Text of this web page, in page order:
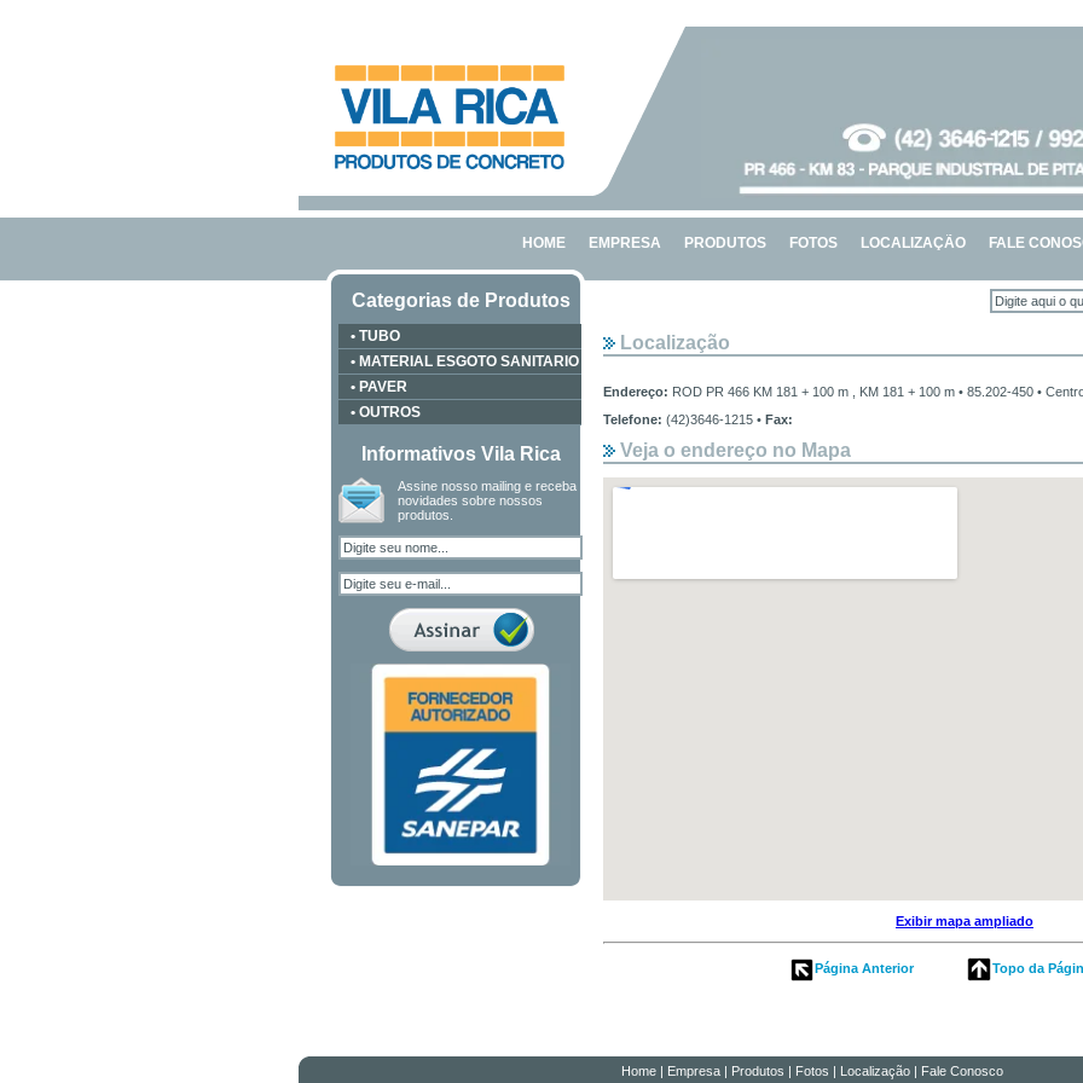
HOME EMPRESA PRODUTOS FOTOS LOCALIZAÇÃO FALE
Categorias de Produtos
• TUBO
• MATERIAL ESGOTO SANITARIO
• PAVER
• OUTROS
Informativos Vila Rica
Assine nosso mailing e receba
novidades sobre nossos
produtos.
Localização
Endereço: ROD PR 466 KM 181 + 100 m , KM 181 + 100 m • 85.202-450 •
Telefone: (42)3646-1215 • Fax:
Veja o endereço no Mapa
Exibir mapa ampliado
Página Anterior Topo da
Home | Empresa | Produtos | Fotos | Localização | Fale Conosco